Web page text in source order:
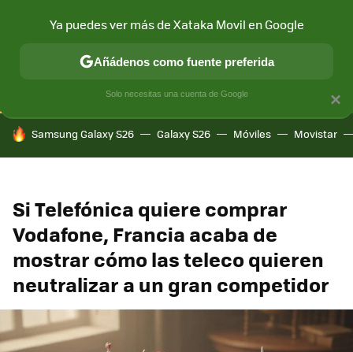
CONECTIVIDAD MÓVIL Y SOCIEDAD APLICACIONES
HOY SE HABLA DE
Samsung Galaxy S26 Galaxy S26 Móviles Movistar
Si Telefónica quiere comprar
Vodafone, Francia acaba de
mostrar cómo las teleco quieren
neutralizar a un gran competidor
×
Ya puedes ver más de Xataka Movil en Google
Añádenos como fuente preferida
Solo necesitas una cuenta de Google